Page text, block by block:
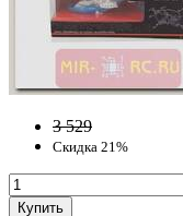
3 529
Скидка 21%